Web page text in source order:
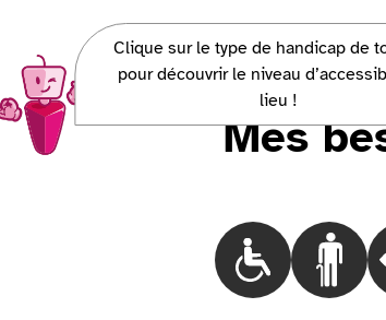
Mes
Clique sur le type de handicap de
pour découvrir le niveau
lieu !
Charlie, la mascotte Access-i, veut vous parler !
Choisir le